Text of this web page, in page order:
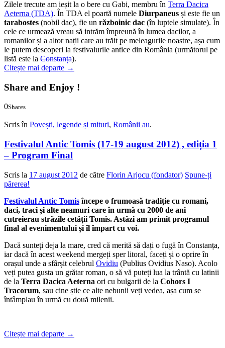
Zilele trecute am ieșit la o bere cu Gabi, membru în Terra Dacica
Aeterna (TDA). În TDA el poartă numele Diurpaneus și este fie un
tarabostes (nobil dac), fie un războinic dac (în luptele simulate). În
cele ce urmează vreau să intrăm împreună în lumea dacilor, a
romanilor și a altor nații care au trăit pe meleagurile noastre, așa cum
le putem descoperi la festivalurile antice din România (următorul pe
listă este la Constanța).
Citește mai departe →
Share and Enjoy !
0Shares
Scris în Povești, legende și mituri, Românii au.
Festivalul Antic Tomis (17-19 august 2012) , ediția 1
– Program Final
Scris la 17 august 2012 de către Florin Arjocu (fondator) Spune-ți
părerea!
Festivalul Antic Tomisîncepe o frumoasă tradiție cu romani,
daci, traci și alte neamuri care în urmă cu 2000 de ani
cutreierau străzile cetății Tomis. Astăzi am primit programul
final al evenimentului și îl împart cu voi.
Dacă sunteți deja la mare, cred că merită să dați o fugă în Constanța,
iar dacă în acest weekend mergeți sper litoral, faceți și o oprire în
orașul unde a sfârșit celebrul Ovidiu (Publius Ovidius Naso). Acolo
veți putea gusta un grătar roman, o să vă puteți lua la trântă cu latinii
de la Terra Dacica Aeterna ori cu bulgarii de la Cohors I
Tracorum, sau cine știe ce alte nebunii veți vedea, așa cum se
întâmplau în urmă cu două milenii.
Citește mai departe →